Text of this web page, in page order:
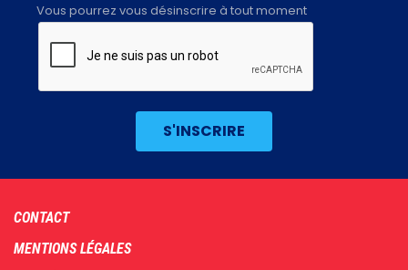
Vous pourrez vous désinscrire à tout moment
Footer
menu
CONTACT
MENTIONS LÉGALES